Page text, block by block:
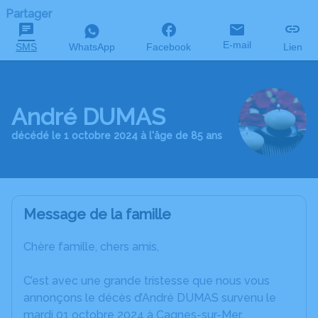
Partager
SMS WhatsApp Facebook E-mail Lien
André DUMAS
décédé le 1 octobre 2024 à l'âge de 85 ans
Message de la famille
Chère famille, chers amis,
C’est avec une grande tristesse que nous vous
annonçons le décès d’André DUMAS survenu le
mardi 01 octobre 2024 à Cagnes-sur-Mer.